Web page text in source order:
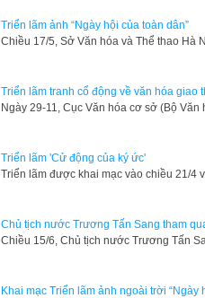
Triển lãm ảnh “Ngày hội của toàn dân”
Chiều 17/5, Sở Văn hóa và Thể thao Hà
Triển lãm tranh cổ động về văn hóa giao
​Ngày 29-11, Cục Văn hóa cơ sở (Bộ
Triển lãm 'Cử động của ký ức'
Triển lãm được khai mạc vào chiều 21/4
Chủ tịch nước Trương Tấn Sang tham
​Chiều 15/6, Chủ tịch nước Trương Tấn
Khai mạc Triển lãm ảnh ngoài trời “Ngày